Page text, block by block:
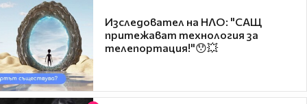
Изследовател на НЛО: "САЩ
притежават технология за
телепортация!"😯💥